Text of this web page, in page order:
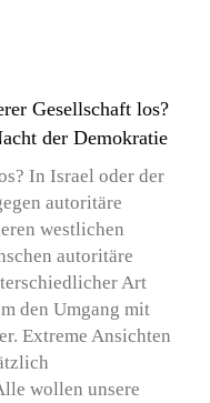
Gesellschaft los?
der Demokratie
In Israel oder der
autoritäre
westlichen
autoritäre
Art
den Umgang mit
Extreme Ansichten
wollen unsere